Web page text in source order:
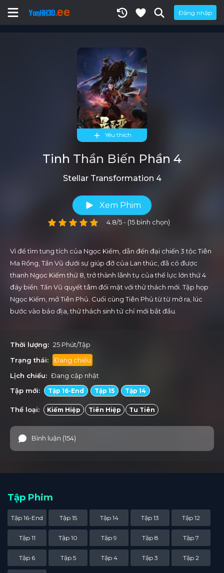
Đăng nhập
Yêu thích
Tinh Thần Biến Phần 4
Stellar Transformation 4
Xem Phim
4.8/5 - (15 bình chọn)
Vì để tìm tung tích của Ngọc Kiếm, dẫn đến đại chiến 3 tộc Tiên
Ma Rồng, Tần Vũ dưới sự giúp đỡ của Lan thúc, đã có được
thanh Ngọc Kiếm thứ 8, trở thành lãnh tụ của thế lực lớn thứ 4
đáy biển. Tần Vũ quyết tâm đối mặt với thử thách mới. Tập họp
Ngọc Kiếm, mở Tiên Phủ. Cuối cùng Tiên Phủ từ từ mở ra, lúc
bước vào bảo địa, thử thách sinh tử chỉ mới bắt đầu.
Thời lượng: 25 Phút/Tập
Trạng thái:
Đang chiếu
Lịch chiếu: Đang cập nhật
Tập mới:
Tập 16-End Tập 15 Tập 14
Thể loại: Kiếm Hiệp Tiên Hiệp Tu Tiên
Bình luận (154)
Tập Phim
Tập 16-End Tập 15 Tập 14 Tập 13 Tập 12
Tập 11 Tập 10 Tập 9 Tập 8 Tập 7
Tập 6 Tập 5 Tập 4 Tập 3 Tập 2